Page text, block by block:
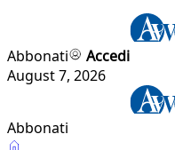
Abbonati
Accedi
August 7, 2026
Abbonati